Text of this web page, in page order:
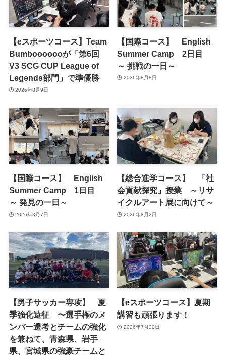
【eスポーツコース】Team
Bumbooooooが「第6回
V3 SCG CUP League of
Legends部門」で準優勝
2026年8月9日
【国際コース】 English
Summer Camp 2日目
～ 挑戦の一日～
2026年8月8日
【国際コース】 English
Summer Camp 1日目
～ 発見の一日～
2026年8月7日
【総合進学コース】 「社
会貢献探究」授業 ～リサ
イクルアート展に向けて～
2026年8月2日
【男子サッカー専攻】 夏
季強化遠征 〜選手権のメ
ンバー選考とチームの強化
を兼ねて、青森県、岩手
県、宮城県の強豪チームと
【eスポーツコース】夏期
講習も頑張ります！
2026年7月30日